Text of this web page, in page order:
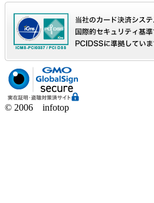
© 2006 infotop